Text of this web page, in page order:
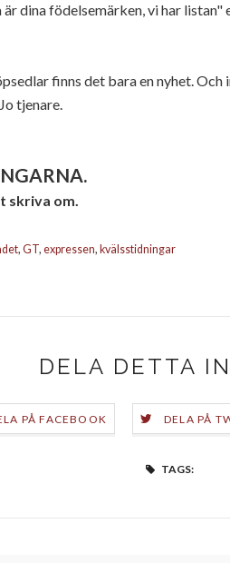
dina födelsemärken, vi har
finns det bara en nyhet. Och
tjenare.
skriva om.
, GT, expressen, kvälsstidningar
DELA DETTA
PÅ FACEBOOK DELA PÅ
TAGS: